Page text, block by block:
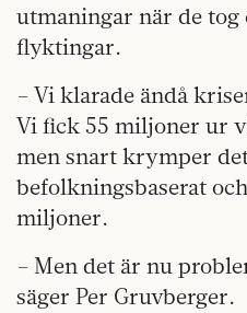
utmaningar när de tog
flyktingar.
– Vi klarade ändå
Vi fick 55 miljoner ur
men snart krymper
befolkningsbaserat
miljoner.
– Men det är nu
säger Per Gruvberger.